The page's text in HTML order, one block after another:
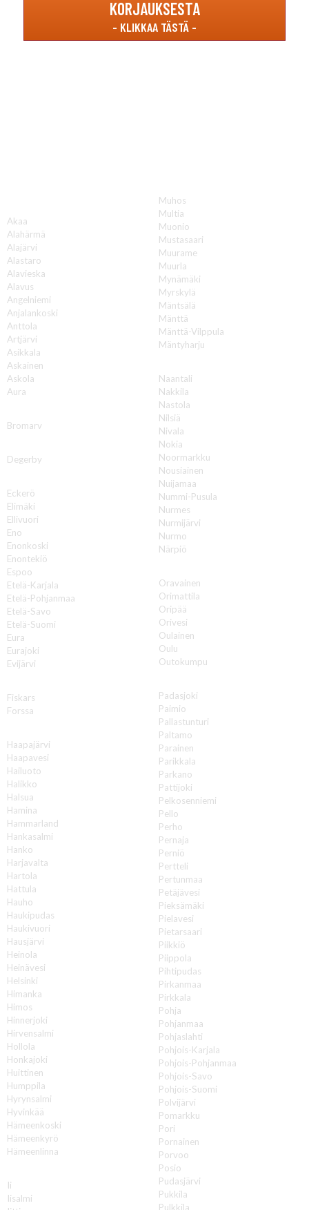
KORJAUKSESTA
Akaa
Alahärmä
Alajärvi
Alastaro
Alavieska
Alavus
Angelniemi
Anjalankoski
Anttola
Artjärvi
Asikkala
Askainen
Askola
Aura
Bromarv
Degerby
Eckerö
Elimäki
Ellivuori
Eno
Enonkoski
Enontekiö
Espoo
Etelä-Karjala
Etelä-Pohjanmaa
Etelä-Savo
Etelä-Suomi
Eura
Eurajoki
Evijärvi
Fiskars
Forssa
Haapajärvi
Haapavesi
Hailuoto
Halikko
Halsua
Hamina
Hammarland
Hankasalmi
Hanko
Harjavalta
Hartola
Hattula
Hauho
Haukipudas
Haukivuori
Hausjärvi
Heinola
Heinävesi
Helsinki
Himanka
Himos
Hinnerjoki
Hirvensalmi
Hollola
Honkajoki
Huittinen
Humppila
Hyrynsalmi
Hyvinkää
Hämeenkoski
Hämeenkyrö
Hämeenlinna
Ii
Iisalmi
Muhos
Multia
Muonio
Mustasaari
Muurame
Muurla
Mynämäki
Myrskylä
Mäntsälä
Mänttä
Mänttä-Vilppula
Mäntyharju
Naantali
Nakkila
Nastola
Nilsiä
Nivala
Nokia
Noormarkku
Nousiainen
Nuijamaa
Nummi-Pusula
Nurmes
Nurmijärvi
Nurmo
Närpiö
Oravainen
Orimattila
Oripää
Orivesi
Oulainen
Oulu
Outokumpu
Padasjoki
Paimio
Pallastunturi
Paltamo
Parainen
Parikkala
Parkano
Pattijoki
Pelkosenniemi
Pello
Perho
Pernaja
Perniö
Pertteli
Pertunmaa
Petäjävesi
Pieksämäki
Pielavesi
Pietarsaari
Piikkiö
Piippola
Pihtipudas
Pirkanmaa
Pirkkala
Pohja
Pohjanmaa
Pohjaslahti
Pohjois-Karjala
Pohjois-Pohjanmaa
Pohjois-Savo
Pohjois-Suomi
Polvijärvi
Pomarkku
Pori
Pornainen
Porvoo
Posio
Pudasjärvi
Pukkila
Pulkkila